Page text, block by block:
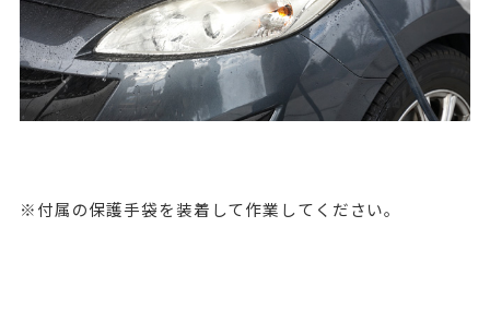
※付属の保護手袋を装着して作業してください。